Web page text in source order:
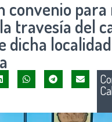
convenio
travesía del
dicha localidad